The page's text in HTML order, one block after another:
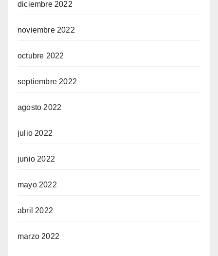
diciembre 2022
noviembre 2022
octubre 2022
septiembre 2022
agosto 2022
julio 2022
junio 2022
mayo 2022
abril 2022
marzo 2022